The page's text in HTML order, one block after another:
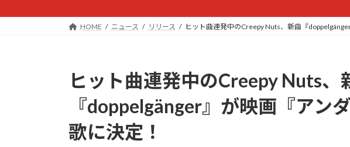
HOME ニュース リリース ヒット曲連発中のCreepy Nuts、新曲『
ヒット曲連発中のCreepy Nuts、
『doppelgänger』が映画『アン
歌に決定！